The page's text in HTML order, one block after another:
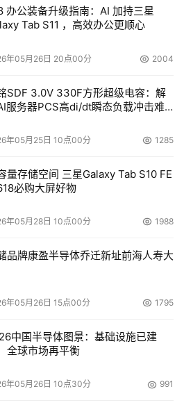
分类和存储基础架构资产，并将
接起来。
加速器（Unisys Real-Time
）为服务器、虚拟设备和和图
动转换。Unisys Real-Time
性，以及整个异构环境中（包括
与业务流程相关的IT成本信息。
有很多优点，包括关键基础架构
3.0 Virtualization Server的
用尺度的日常获取等，进而实现对
础架构中获取最大价值
案让即使处于最复杂IT环境的企
办公装备升级指南：AI 加持三星
Tab S11 ，高效办公更顺心
年05月26日 20点00分 2004
SDF 3.0V 330F方形超级电容：解
服务器PCS高di/dt瞬态负载冲击难
年05月25日 10点00分 1285
量存储空间 三星Galaxy Tab S10 FE
必购大屏好物
年05月28日 10点00分 1988
品牌康盈半导体乔迁新址前海人寿大
年05月26日 15点00分 1795
中国半导体图景：基础设施已建
全球市场再平衡
年05月26日 10点30分 991